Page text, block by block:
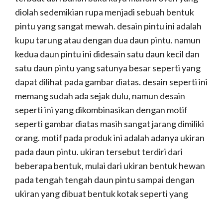
diolah sedemikian rupa menjadi sebuah bentuk
pintu yang sangat mewah. desain pintu ini adalah
kupu tarung atau dengan dua daun pintu. namun
kedua daun pintu ini didesain satu daun kecil dan
satu daun pintu yang satunya besar seperti yang
dapat dilihat pada gambar diatas. desain seperti ini
memang sudah ada sejak dulu, namun desain
seperti ini yang dikombinasikan dengan motif
seperti gambar diatas masih sangat jarang dimiliki
orang. motif pada produk ini adalah adanya ukiran
pada daun pintu. ukiran tersebut terdiri dari
beberapa bentuk, mulai dari ukiran bentuk hewan
pada tengah tengah daun pintu sampai dengan
ukiran yang dibuat bentuk kotak seperti yang